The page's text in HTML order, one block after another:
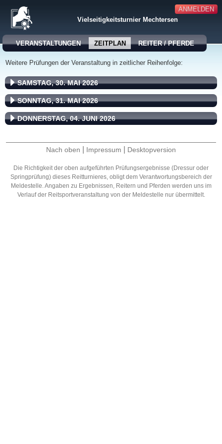
ANMELDEN
Vielseitigkeitsturnier Mechtersen
VERANSTALTUNGEN ZEITPLAN REITER / PFERDE
Weitere Prüfungen der Veranstaltung in zeitlicher Reihenfolge:
SAMSTAG, 30. MAI 2026
SONNTAG, 31. MAI 2026
DONNERSTAG, 04. JUNI 2026
Nach oben Impressum Desktopversion
Die Richtigkeit der oben aufgeführten Prüfungsergebnisse (Dressur oder
Springprüfung) dieses Reitturnieres, obligt dem Verantwortungsbereich der
Meldestelle. Angaben zu Ergebnissen, Reitern und Pferden werden uns im
Verlauf der Reitsportveranstaltung von der Meldestelle nur übermittelt.